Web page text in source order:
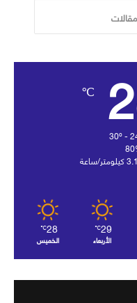
℃
ساعة
29
℃
الأربعاء
28
℃
الخميس